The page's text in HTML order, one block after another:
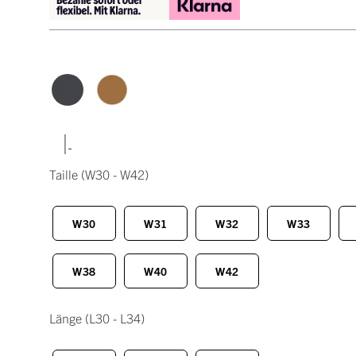
|
Taille (W30 - W42)
W30 W31 W32 W33
W38 W40 W42
Länge (L30 - L34)